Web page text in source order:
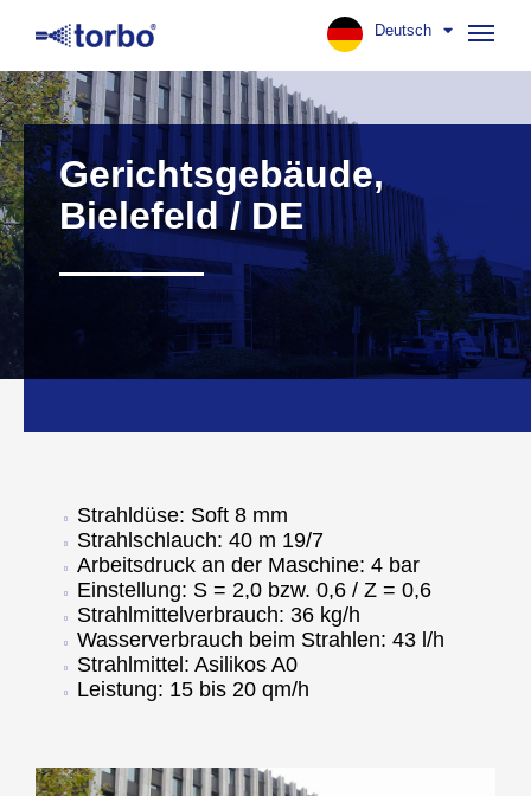
Deutsch
Gerichtsgebäude,
Bielefeld / DE
Strahldüse: Soft 8 mm
Strahlschlauch: 40 m 19/7
Arbeitsdruck an der Maschine: 4 bar
Einstellung: S = 2,0 bzw. 0,6 / Z = 0,6
Strahlmittelverbrauch: 36 kg/h
Wasserverbrauch beim Strahlen: 43 l/h
Strahlmittel: Asilikos A0
Leistung: 15 bis 20 qm/h